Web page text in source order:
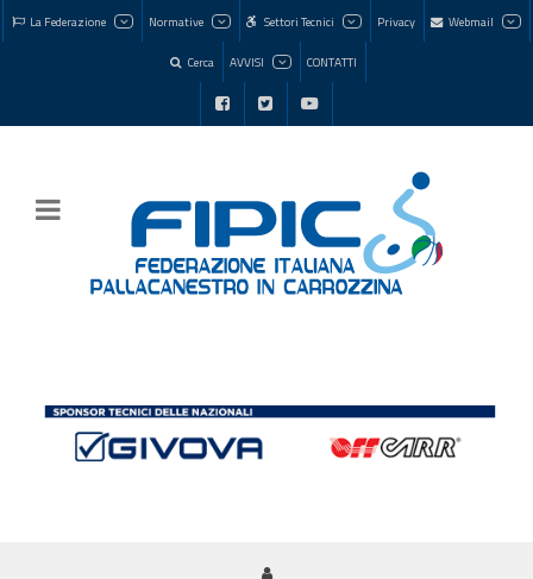
La Federazione Normative Settori Tecnici Privacy Webmail
Cerca AVVISI CONTATTI